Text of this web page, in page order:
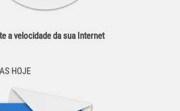
a velocidade da sua Internet
HOJE